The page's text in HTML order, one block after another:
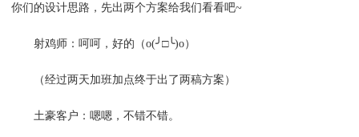
你们的设计思路，先出两个方案给我们看看吧~
射鸡师：呵呵，好的（o(╯□╰)o）
（经过两天加班加点终于出了两稿方案）
土豪客户：嗯嗯，不错不错。